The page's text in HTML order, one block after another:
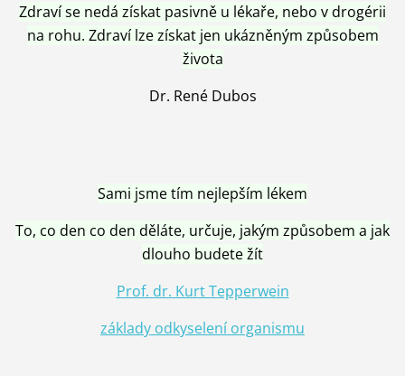
Zdraví se nedá získat pasivně u lékaře, nebo v drogérii
na rohu. Zdraví lze získat jen ukázněným způsobem
života
Dr. René Dubos
Sami jsme tím nejlepším lékem
To, co den co den děláte, určuje, jakým způsobem a jak
dlouho budete žít
Prof. dr. Kurt Tepperwein
základy odkyselení organismu